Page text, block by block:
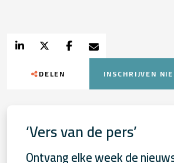
DELEN INSCHRIJVEN
‘Vers van de pers’
Ontvang elke week de